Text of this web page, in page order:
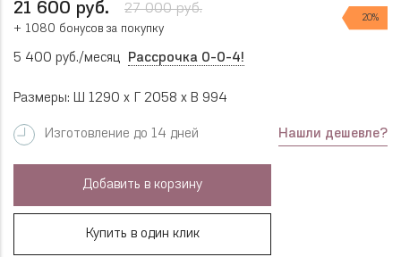
21 600 руб. 27 000 руб.
20%
+ 1080 бонусов за покупку
5 400 руб./месяц Рассрочка 0-0-4!
Размеры: Ш 1290 x Г 2058 x В 994
Изготовление до 14 дней Нашли дешевле?
Добавить в корзину
Купить в один клик